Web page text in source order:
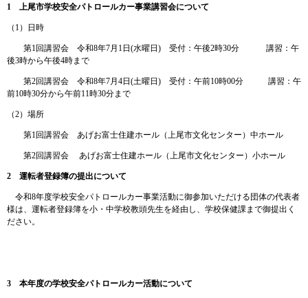
1 上尾市学校安全パトロールカー事業講習会について
（1）日時
第1回講習会 令和8年7月1日(水曜日) 受付：午後2時30分 講習：午
後3時から午後4時まで
第2回講習会 令和8年7月4日(土曜日) 受付：午前10時00分 講習：午
前10時30分から午前11時30分まで
（2）場所
第1回講習会 あげお富士住建ホール（上尾市文化センター）中ホール
第2回講習会 あげお富士住建ホール（上尾市文化センター）小ホール
2 運転者登録簿の提出について
令和8年度学校安全パトロールカー事業活動に御参加いただける団体の代表者
様は、運転者登録簿を小・中学校教頭先生を経由し、学校保健課まで御提出く
ださい。
3 本年度の学校安全パトロールカー活動について